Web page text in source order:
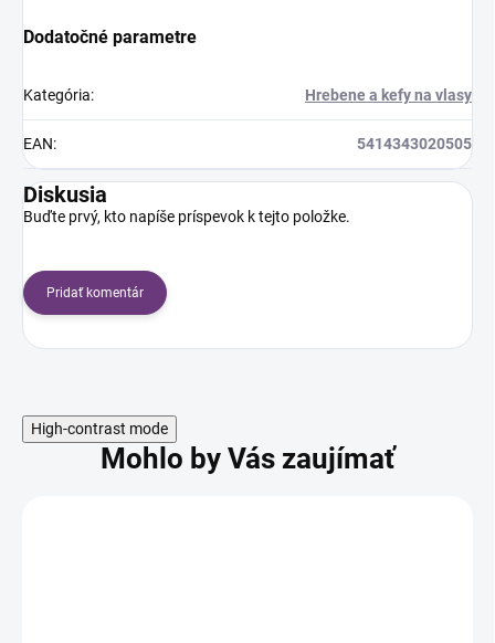
Dodatočné parametre
Kategória: Hrebene a kefy na vlasy
EAN: 5414343020505
Diskusia
Buďte prvý, kto napíše príspevok k tejto položke.
Pridať komentár
High-contrast mode
Mohlo by Vás zaujímať